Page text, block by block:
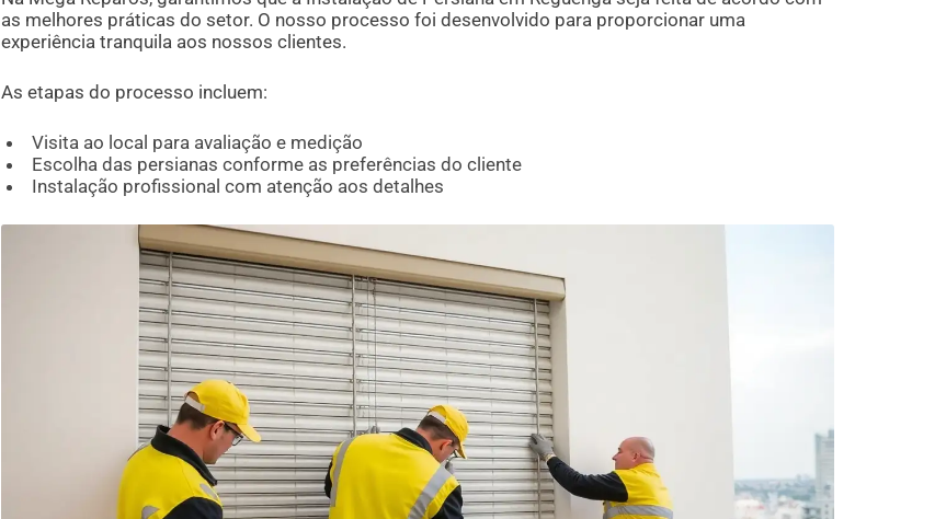
as melhores práticas do setor. O nosso processo foi desenvolvido para proporcionar uma
experiência tranquila aos nossos clientes.
As etapas do processo incluem:
Visita ao local para avaliação e medição
Escolha das persianas conforme as preferências do cliente
Instalação profissional com atenção aos detalhes